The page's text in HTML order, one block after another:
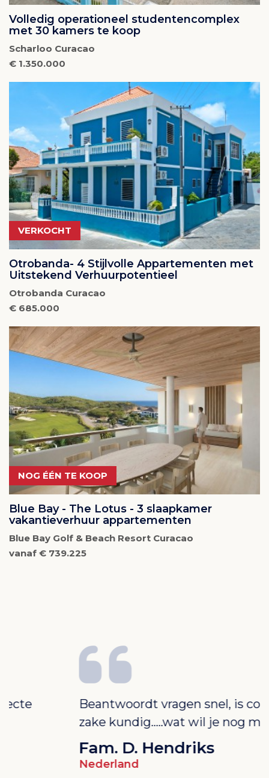
Volledig operationeel studentencomplex
met 30 kamers te koop
Scharloo Curacao
€ 1.350.000
VERKOCHT
Otrobanda- 4 Stijlvolle Appartementen met
Uitstekend Verhuurpotentieel
Otrobanda Curacao
€ 685.000
NOG ÉÉN TE KOOP
Blue Bay - The Lotus - 3 slaapkamer
vakantieverhuur appartementen
Blue Bay Golf & Beach Resort Curacao
vanaf € 739.225
Beantwoordt vragen snel, is correct en ter
zake kundig…..wat wil je nog meer?
Fam. D. Hendriks